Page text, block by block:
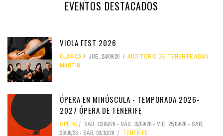
EVENTOS DESTACADOS
VIOLA FEST 2026
CLÁSICA JUE, 24/09/26
AUDITORIO DE TENERIFE ADÁN
MARTÍN
ÓPERA EN MINÚSCULA - TEMPORADA 2026-
2027 ÓPERA DE TENERIFE
ÓPERA SÁB, 12/09/26 - SÁB, 19/09/26 - VIE, 25/09/26 - SÁB,
26/09/26 - SÁB, 03/10/26 TENERIFE